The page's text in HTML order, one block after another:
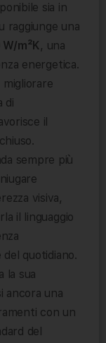
sia in
raggiunge una
m²K, una
energetica.
di
il
sempre più
visiva,
il linguaggio
quotidiano.
la sua
ancora una
con un
del